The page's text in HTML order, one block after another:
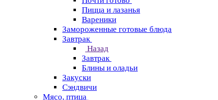
Пицца и лазанья
Вареники
Замороженные готовые блюда
Завтрак
Назад
Завтрак
Блины и оладьи
Закуски
Сэндвичи
Мясо, птица